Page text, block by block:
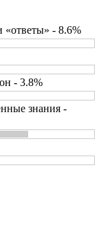
«ответы» - 8.6%
- 3.8%
знания -